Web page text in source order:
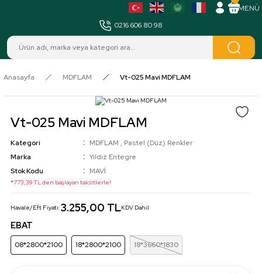
0216 606 80 98
Anasayfa MDFLAM Vt-025 Mavi MDFLAM
Vt-025 Mavi MDFLAM
Kategori MDFLAM , Pastel (Düz) Renkler
Marka
Yıldız Entegre
Stok Kodu
MAVİ
*773,39 TL den başlayan taksitlerle!
Havale/Eft Fiyatı:3.255,00 TLKDV Dahil
EBAT
08*2800*2100 18*2800*2100 18*3660*1830